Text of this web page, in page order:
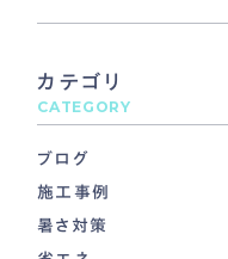
カテゴリ
CATEGORY
ブログ
施工事例
暑さ対策